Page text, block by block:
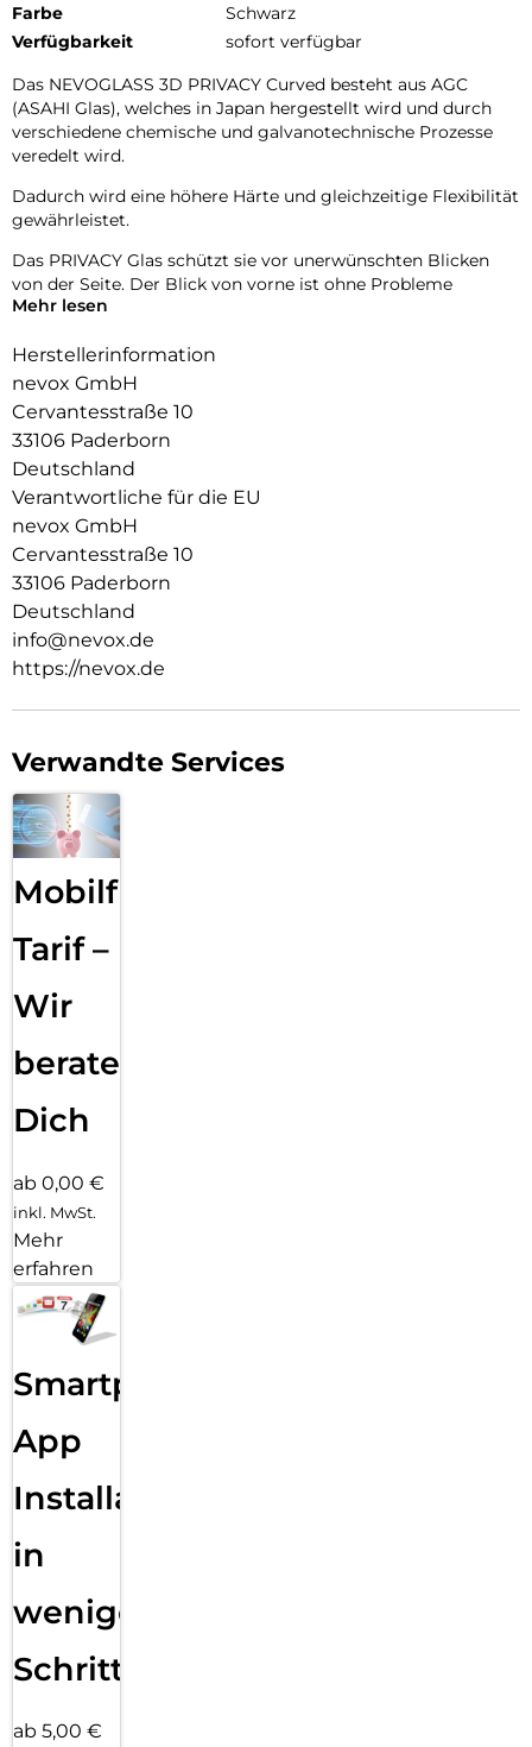
Farbe
Schwarz
Verfügbarkeit
sofort verfügbar
Das NEVOGLASS 3D PRIVACY Curved besteht aus AGC
(ASAHI Glas), welches in Japan hergestellt wird und durch
verschiedene chemische und galvanotechnische Prozesse
veredelt wird.
Dadurch wird eine höhere Härte und gleichzeitige Flexibilität
gewährleistet.
Das PRIVACY Glas schützt sie vor unerwünschten Blicken
von der Seite. Der Blick von vorne ist ohne Probleme
möglich, gleichzeitig wird der Blick von der Seite
Das NEVOGLASS 3D ist an den Kanten gewölbt und passt
sich somit dem Display an, wodurch eine bessere Haptik
erzielt.
Durch die Umformungen wird das komplette Display
Mehr lesen
Herstellerinformation
nevox GmbH
Cervantesstraße 10
33106 Paderborn
Deutschland
Verantwortliche für die EU
nevox GmbH
Cervantesstraße 10
33106 Paderborn
Deutschland
info@nevox.de
https://nevox.de
Verwandte Services
Mobilfunk
Tarif –
Wir
beraten
Dich
ab 0,00 €
inkl. MwSt.
Mehr
erfahren
Smartphone
App
Installation
in
wenigen
Schritten
ab 5,00 €